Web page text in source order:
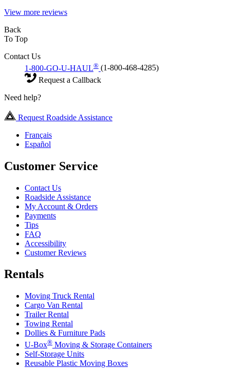
View more reviews
Back
To Top
Contact Us
1-800-GO-U-HAUL® (1-800-468-4285)
Request a Callback
Need help?
Request Roadside Assistance
Français
Español
Customer Service
Contact Us
Roadside Assistance
My Account & Orders
Payments
Tips
FAQ
Accessibility
Customer Reviews
Rentals
Moving Truck Rental
Cargo Van Rental
Trailer Rental
Towing Rental
Dollies & Furniture Pads
U-Box® Moving & Storage Containers
Self-Storage Units
Reusable Plastic Moving Boxes